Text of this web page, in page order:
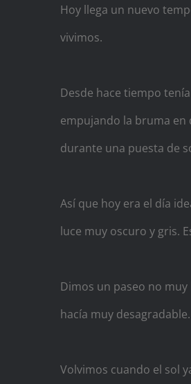
Hoy llega un nuevo
vivimos.
Desde hace tiempo
empujando la bruma en
durante una puesta de
Así que hoy era el día
luce muy oscuro y gris.
Dimos un paseo no
hacía muy desagradable.
Volvimos cuando el sol